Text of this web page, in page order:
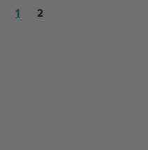
1 2